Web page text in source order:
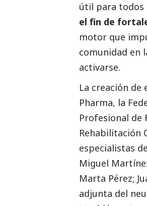
útil para todos
el fin de
motor que
comunidad en
activarse.
La creación
Pharma, la
Profesional de
Rehabilitación
especialistas
Miguel
Marta Pérez;
adjunta del